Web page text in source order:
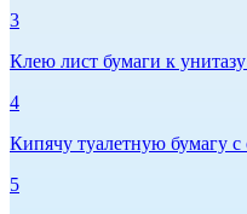
3
Клею лист бумаги к унитазу
4
Кипячу туалетную бумагу с
5